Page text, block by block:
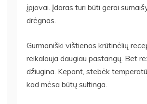
įpjovai. Įdaras turi būti gerai
drėgnas.
Gurmaniški vištienos krūtinėlių
reikalauja daugiau pastangų. Bet
džiugina. Kepant, stebėk
kad mėsa būtų sultinga.